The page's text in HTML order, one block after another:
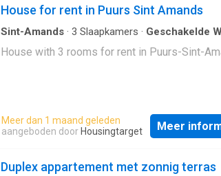
House for rent in Puurs Sint Amands
Sint-Amands · 3 Slaapkamers · Geschakelde
House with 3 rooms for rent in Puurs-Sint-
Meer dan 1 maand geleden
aangeboden door Housingtarget Meer
Duplex appartement met zonnig terras